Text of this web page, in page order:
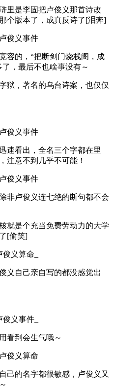
里是李固把卢俊义那首诗改
个版本了，成真反诗了[泪奔]
容的，“把断剑门烧栈阁，成
，最后不也啥事没有～
狱，著名的乌台诗案，也仅仅
速看出，全名三个字都在里
注意不到几乎不可能！
非卢俊义连七绝的断句都不会
就是个充当免费劳动力的大学
[偷笑]
义自己亲自写的都没感觉出
看到会生气哦～
己的名字都很敏感，卢俊义又